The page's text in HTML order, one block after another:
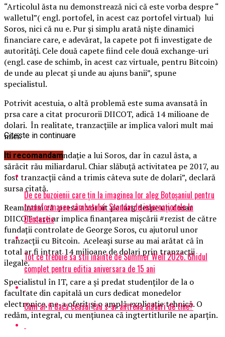
“Articolul ăsta nu demonstrează nici că este vorba despre “
walletul”( engl. portofel, în acest caz portofel virtual) lui
Soros, nici că nu e. Pur şi simplu arată nişte dinamici
financiare care, e adevărat, la capete pot fi investigate de
autorităţi. Cele două capete fiind cele două exchange-uri
(engl. case de schimb, în acest caz virtuale, pentru Bitcoin)
de unde au plecat şi unde au ajuns banii”, spune
specialistul.
Potrivit acestuia, o altă problemă este suma avansată în
prsa care a citat procurorii DIICOT, adică 14 milioane de
dolari. În realitate, tranzacţiile ar implica valori mult mai
mici.
“ Poate că e o fundaţie a lui Soros, dar în cazul ăsta, a
sărăcit rău miliardarul. Chiar slăbuţă activitatea pe 2017, au
fost tranzacţii când a trimis câteva sute de dolari”, declară
sursa citată.
Reamintim că presa a vorbit pe larg despe un dosar
DIICOT care ar implica finanţarea mişcării #rezist de către
fundaţii controlate de George Soros, cu ajutorul unor
tranzacţii cu Bitcoin. Aceleaşi surse au mai arătat că în
total ar fi intrat 14 milioane de dolari prin tranzacţii
ilegale.
Specialistul în IT, care a şi predat studenţilor de la o
facultate din capitală un curs dedicat monedelor
electronice, ne-a oferit şi o amplă explicaţie tehnică. O
redăm, integral, cu menţiunea că ingtertitlurile ne aparţin.
Citeste in continuare
Iti recomandam
De ce buzoienii care țin la imaginea lor aleg Botoșaniul pentru
transformarea zâmbetului: Standarde internaționale la
Dentastic
Tot ce trebuie sa stii inainte de Summer Well 2026. Ghidul
complet pentru editia aniversara de 15 ani
Cum ar fi dacă ceasul tău s-ar antrena alături de tine?